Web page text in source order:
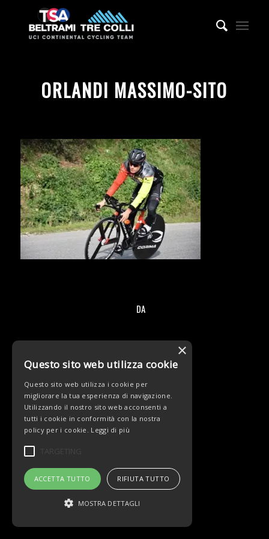
ORLANDI MASSIMO-SITO
DA
© Copyright - Team Beltrami TSA - MARCHIOL
×
Questo sito web utilizza cookie
Questo sito web utilizza i cookie per
migliorare la tua esperienza di navigazione.
Utilizzando il nostro sito web acconsenti a
tutti i cookie in conformità con la nostra
policy per i cookie. Leggi di più
TARGETING
ACCETTA TUTTO RIFIUTA TUTTO
MOSTRA DETTAGLI